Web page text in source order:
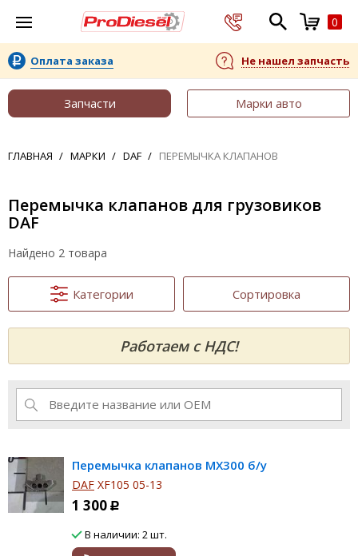
0
Оплата заказа Не нашел запчасть
Запчасти Марки авто
ГЛАВНАЯ МАРКИ DAF ПЕРЕМЫЧКА КЛАПАНОВ
Перемычка клапанов для грузовиков
DAF
Найдено 2 товара
Категории Сортировка
Работаем с НДС!
Перемычка клапанов MX300 б/у
DAF XF105 05-13
1 300 Р
В наличии: 2 шт.